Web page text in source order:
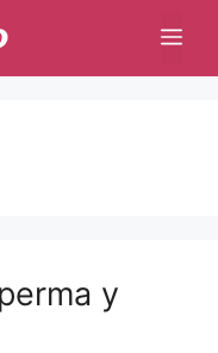
y